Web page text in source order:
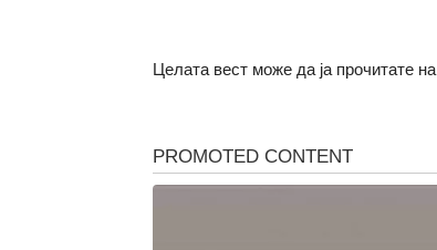
Целата вест може да ја прочитате на